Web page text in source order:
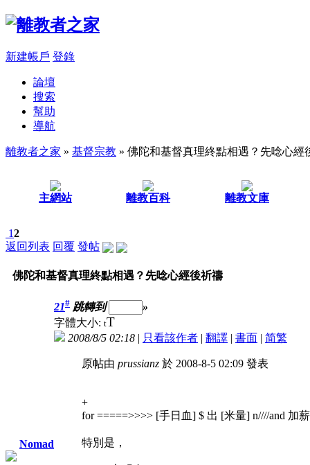
新建帳戶 登錄
論壇
搜索
幫助
導航
離教者之家 » 基督宗教 » 佛陀和基督真理終點相遇？先唸心經
主網站 離教百科 離教文庫
12
返回列表 回覆 發帖
佛陀和基督真理終點相遇？先唸心經後祈禱
Nomad
21# 跳轉到
»
字體大小: tT
2008/8/5 02:18 | 只看該作者 | 翻譯 | 書面 | 简繁
原帖由 prussianz 於 2008-8-5 02:09 發表
+
for =====>>>> [手日血] $ 出 [米量] n////and 加薪
特別是，